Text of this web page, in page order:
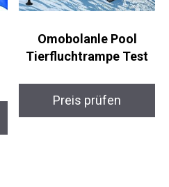
Omobolanle Pool
Tierfluchtrampe Test
Preis prüfen